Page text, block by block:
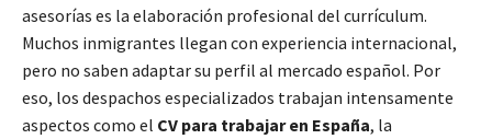
asesorías es la elaboración profesional del currículum.
Muchos inmigrantes llegan con experiencia internacional,
pero no saben adaptar su perfil al mercado español. Por
eso, los despachos especializados trabajan intensamente
aspectos como el CV para trabajar en España, la